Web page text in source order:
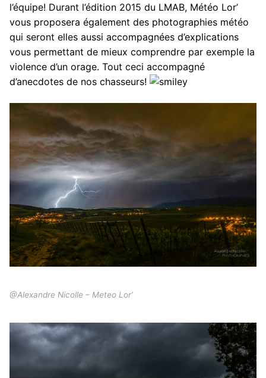
l’équipe! Durant l’édition 2015 du LMAB, Météo Lor’
vous proposera également des photographies météo
qui seront elles aussi accompagnées d’explications
vous permettant de mieux comprendre par exemple la
violence d’un orage. Tout ceci accompagné
d’anecdotes de nos chasseurs!
@Alexandre Nicolle – Meteo Lor’